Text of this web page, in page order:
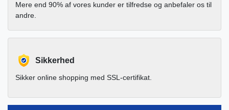
Mere end 90% af vores kunder er tilfredse og anbefaler os til
andre.
Sikkerhed
Sikker online shopping med SSL-certifikat.